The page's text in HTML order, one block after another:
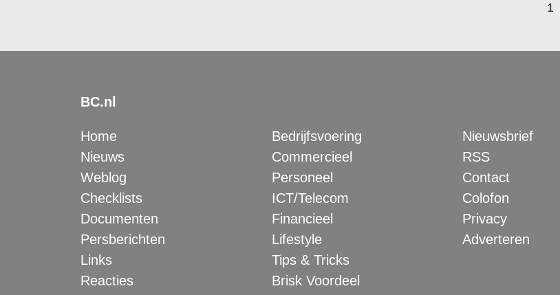
1
BC.nl
Home
Nieuws
Weblog
Checklists
Documenten
Persberichten
Links
Reacties
Bedrijfsvoering
Commercieel
Personeel
ICT/Telecom
Financieel
Lifestyle
Tips & Tricks
Brisk Voordeel
Nieuwsbrief
RSS
Contact
Colofon
Privacy
Adverteren